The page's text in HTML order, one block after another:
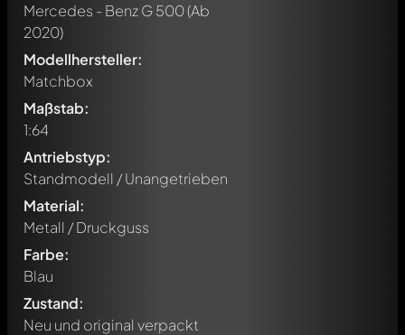
Mercedes - Benz G 500(Ab
2020)
Modellhersteller:
Matchbox
Maßstab:
1:64
Antriebstyp:
Standmodell / Unangetrieben
Material:
Metall / Druckguss
Farbe:
Blau
Zustand:
Neu und original verpackt